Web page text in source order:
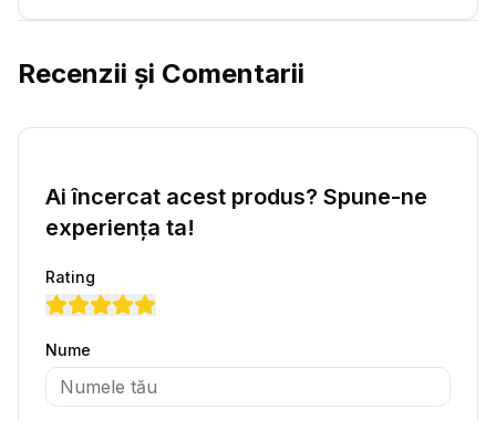
Recenzii și Comentarii
Ai încercat acest produs? Spune-ne
experiența ta!
Rating
Nume